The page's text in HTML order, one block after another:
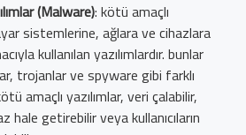
(Malware): kötü amaçlı
sistemlerine, ağlara ve cihazlara
kullanılan yazılımlardır. bunlar
trojanlar ve spyware gibi farklı
amaçlı yazılımlar, veri çalabilir,
hale getirebilir veya kullanıcıların